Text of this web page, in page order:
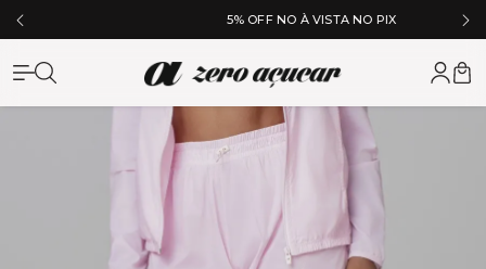
5% OFF NO À VISTA NO PIX
Zero